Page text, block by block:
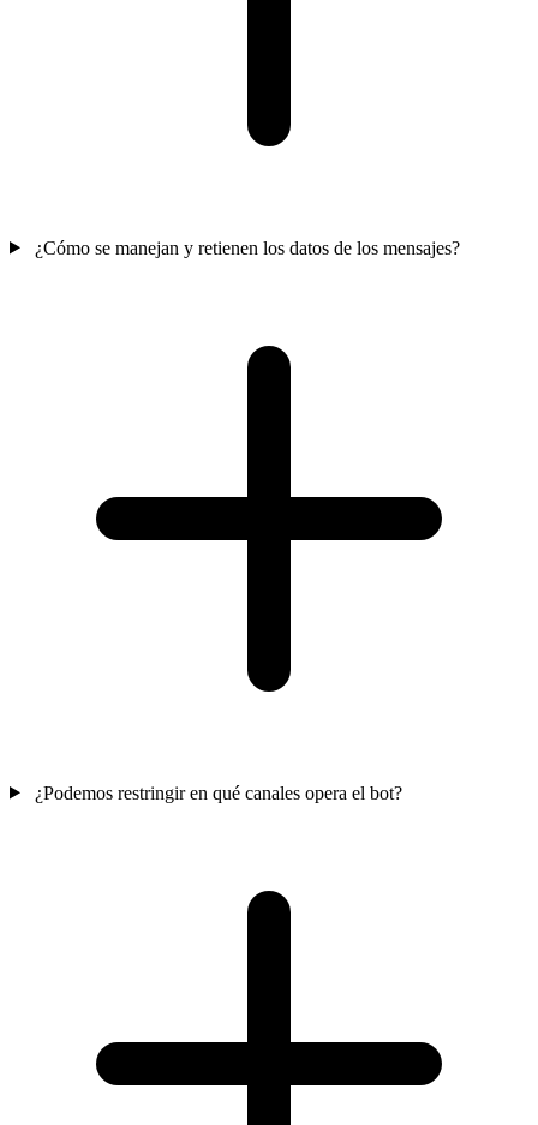
¿Cómo se manejan y retienen los datos de los mensajes?
¿Podemos restringir en qué canales opera el bot?